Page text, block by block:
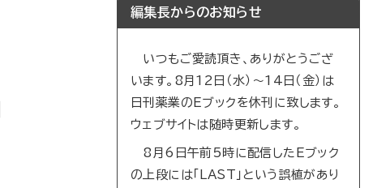
編集長からのお知らせ
いつもご愛読頂き、ありがとうござ
います。8月12日（水）～14日（金）は
日刊薬業のEブックを休刊に致します。
ウェブサイトは随時更新します。
8月6日午前5時に配信したEブック
の上段には「LAST」という誤植があり